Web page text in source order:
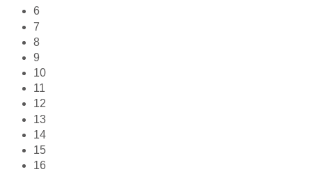
6
7
8
9
10
11
12
13
14
15
16